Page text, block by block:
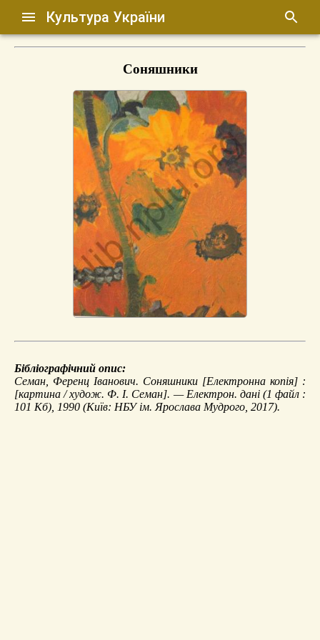
Культура України
Соняшники
Бібліографічний опис:
Семан, Ференц Іванович. Соняшники [Електронна копія] :
[картина / худож. Ф. І. Семан]. — Електрон. дані (1 файл :
101 Кб), 1990 (Київ: НБУ ім. Ярослава Мудрого, 2017).